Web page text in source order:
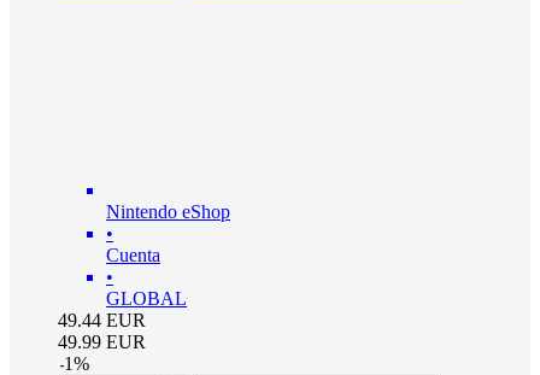
Nintendo eShop
•
Cuenta
•
GLOBAL
49.44 EUR
49.99 EUR
-1%